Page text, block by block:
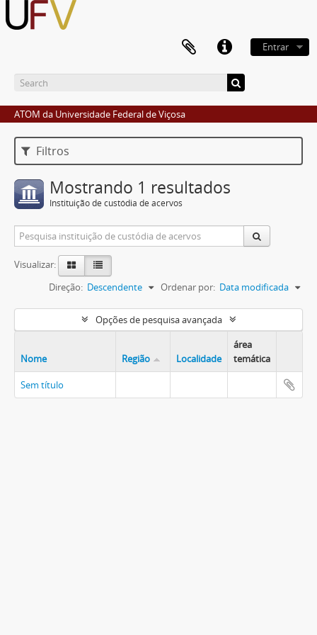
Entrar
ATOM da Universidade Federal de Viçosa
Filtros
Mostrando 1 resultados
Instituição de custódia de acervos
Visualizar:
Ordenar por: Data modificada
Direção: Descendente
Opções de pesquisa avançada
Nome Região Localidade
área
temática
Sem título